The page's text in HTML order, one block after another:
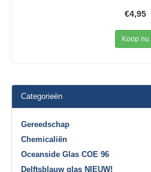
€4,95
Koop nu
Categorieën
Gereedschap
Chemicaliën
Oceanside Glas COE 96
Delftsblauw glas NIEUW!